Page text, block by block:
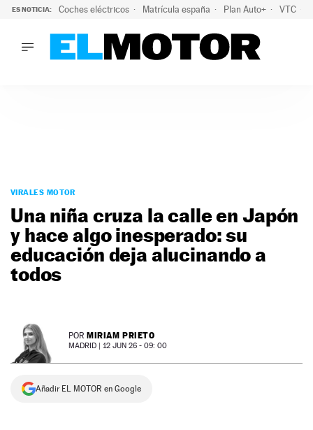
ES NOTICIA: Coches eléctricos Matrícula españa Plan Auto+ VTC
PODCAST
MOTOS
TECNOLOGÍA
SUPERCOCHES
MOTORTV
NEWSLETTER
VIRALES MOTOR
Una niña cruza la calle en Japón
y hace algo inesperado: su
educación deja alucinando a
todos
POR MIRIAM PRIETO
MADRID | 12 JUN 26 - 09: 00
Añadir EL MOTOR en Google